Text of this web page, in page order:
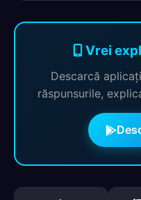
Vrei
Descarcă
răspunsurile,